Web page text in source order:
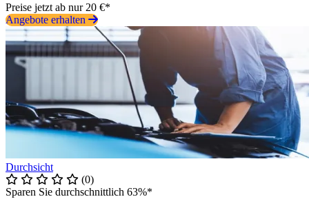
Preise jetzt ab nur 20 €*
Angebote erhalten
Durchsicht
(0)
Sparen Sie durchschnittlich 63%*